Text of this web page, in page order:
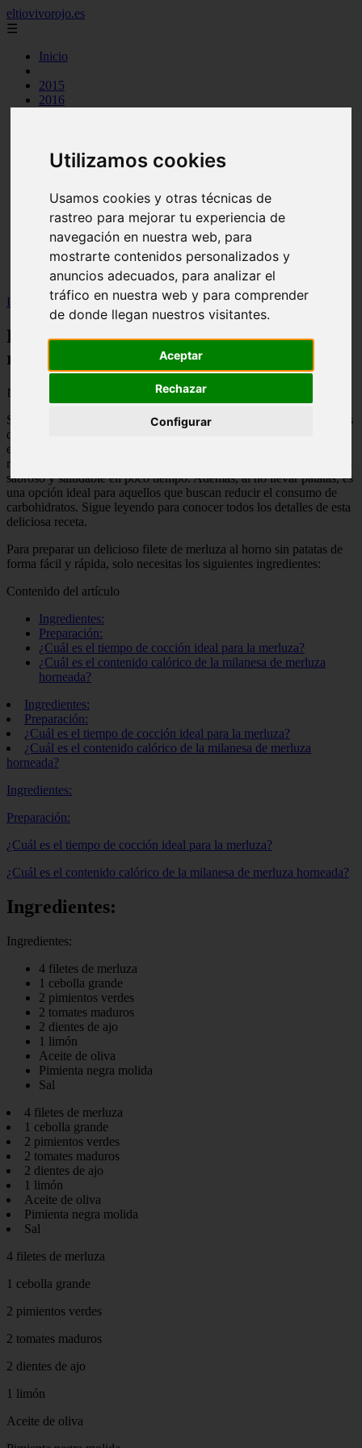
Utilizamos cookies
Usamos cookies y otras técnicas de
rastreo para mejorar tu experiencia de
navegación en nuestra web, para
mostrarte contenidos personalizados y
anuncios adecuados, para analizar el
tráfico en nuestra web y para comprender
de donde llegan nuestros visitantes.
Aceptar
Rechazar
Configurar
eltiovivorojo.es
☰
Inicio
2015
2016
espana
huevos
otros
postres
reposteria
venezuela
verduras
Inicio
recetas > Filete merluza al horno sin patatas | receta fácil
Filete merluza al horno sin patatas |
receta fácil
📅 12/05/2025
Si estás buscando una receta sencilla y deliciosa para preparar filetes
de merluza al horno sin patatas, has llegado al lugar indicado. En
este artículo, te presentamos una receta fácil de seguir que no
requiere muchos ingredientes y que te permitirá disfrutar de un plato
sabroso y saludable en poco tiempo. Además, al no llevar patatas, es
una opción ideal para aquellos que buscan reducir el consumo de
carbohidratos. Sigue leyendo para conocer todos los detalles de esta
deliciosa receta.
Para preparar un delicioso filete de merluza al horno sin patatas de
forma fácil y rápida, solo necesitas los siguientes ingredientes:
Contenido del artículo
Ingredientes:
Preparación:
¿Cuál es el tiempo de cocción ideal para la merluza?
¿Cuál es el contenido calórico de la milanesa de merluza
horneada?
Ingredientes:
Preparación:
¿Cuál es el tiempo de cocción ideal para la merluza?
¿Cuál es el contenido calórico de la milanesa de merluza
horneada?
Ingredientes:
Preparación:
¿Cuál es el tiempo de cocción ideal para la merluza?
¿Cuál es el contenido calórico de la milanesa de merluza horneada?
Ingredientes:
Ingredientes:
4 filetes de merluza
1 cebolla grande
2 pimientos verdes
2 tomates maduros
2 dientes de ajo
1 limón
Aceite de oliva
Pimienta negra molida
Sal
4 filetes de merluza
1 cebolla grande
2 pimientos verdes
2 tomates maduros
2 dientes de ajo
1 limón
Aceite de oliva
Pimienta negra molida
Sal
4 filetes de merluza
1 cebolla grande
2 pimientos verdes
2 tomates maduros
2 dientes de ajo
1 limón
Aceite de oliva